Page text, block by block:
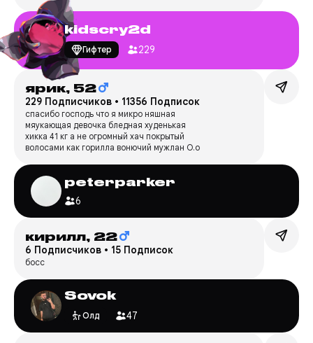
kidscry2d
Гифтер 229
ярик, 52
229 Подписчиков • 11356 Подписок
спасибо господь что я микро няшная
мяукающая девочка бледная худенькая
хикка 41 кг а не огромный хач покрытый
волосами как горилла вонючий мужлан О.о
peterparker
6
кирилл, 22
6 Подписчиков • 15 Подписок
босс
Sovok
Олд 47